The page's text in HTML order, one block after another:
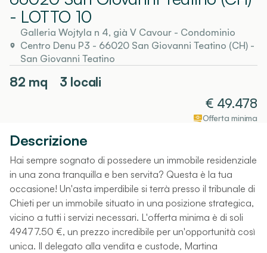
- LOTTO 10
Galleria Wojtyla n 4, già V Cavour - Condominio
Centro Denu P3 - 66020 San Giovanni Teatino (CH) -
San Giovanni Teatino
82 mq
3 locali
€ 49.478
Offerta minima
Descrizione
Hai sempre sognato di possedere un immobile residenziale
in una zona tranquilla e ben servita? Questa è la tua
occasione! Un'asta imperdibile si terrà presso il tribunale di
Chieti per un immobile situato in una posizione strategica,
vicino a tutti i servizi necessari. L'offerta minima è di soli
49477.50 €, un prezzo incredibile per un'opportunità così
unica. Il delegato alla vendita e custode, Martina